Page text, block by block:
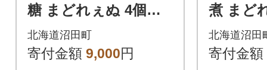
糖 まどれぇぬ 4個入
n-0197
北海道沼田町
寄付金額 9,000円
煮 まどれ
n-0198
北海道沼田
寄付金額